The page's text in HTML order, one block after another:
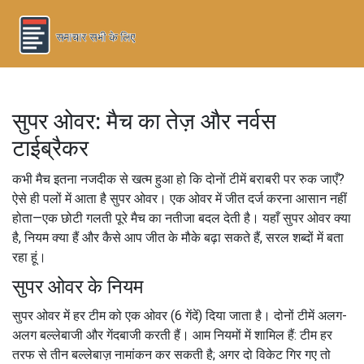
सुपर ओवर: मैच का तेज़ और नर्वस
टाईब्रैकर
कभी मैच इतना नजदीक से खत्म हुआ हो कि दोनों टीमें बराबरी पर रुक जाएँ?
ऐसे ही पलों में आता है सुपर ओवर। एक ओवर में जीत दर्ज करना आसान नहीं
होता—एक छोटी गलती पूरे मैच का नतीजा बदल देती है। यहाँ सुपर ओवर क्या
है, नियम क्या हैं और कैसे आप जीत के मौके बढ़ा सकते हैं, सरल शब्दों में बता
रहा हूं।
सुपर ओवर के नियम
सुपर ओवर में हर टीम को एक ओवर (6 गेंदें) दिया जाता है। दोनों टीमें अलग-
अलग बल्लेबाजी और गेंदबाजी करती हैं। आम नियमों में शामिल हैं: टीम हर
तरफ से तीन बल्लेबाज़ नामांकन कर सकती है; अगर दो विकेट गिर गए तो